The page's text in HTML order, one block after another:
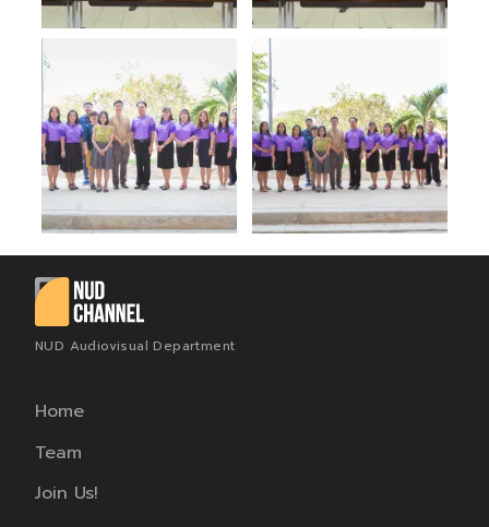
NUD Audiovisual Department
Home
Team
Join Us!